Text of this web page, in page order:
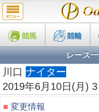
レース
川口 ナイター
2019年6月10日(月) 3
■ 変更情報